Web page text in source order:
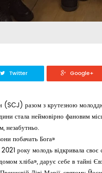
Twitter Google+
(SCJ) разом з крутезною
стала неймовірно фановим
незабутньо.
побачать Бога»
року молодь відкривала
хліба», дарує себе в тайні